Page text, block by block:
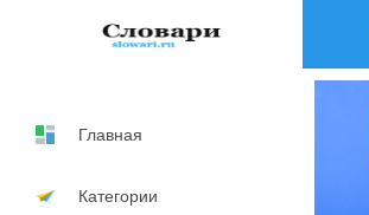
Главная
Категории